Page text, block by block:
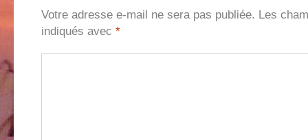
Votre adresse e-mail ne sera pas publiée. Les
indiqués avec *